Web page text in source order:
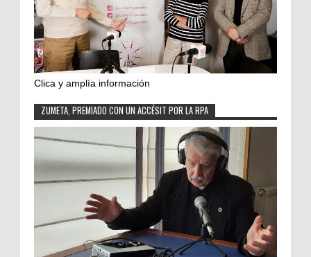
Clica y amplía información
ZUMETA, PREMIADO CON UN ACCÉSIT POR LA RPA